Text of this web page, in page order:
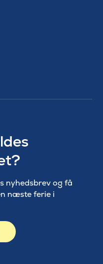
nyhedsbrev og få
næste ferie i